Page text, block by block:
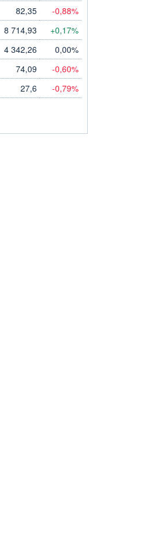
82,35 -0,88%
8 714,93 +0,17%
4 342,26 0,00%
74,09 -0,60%
27,6 -0,79%